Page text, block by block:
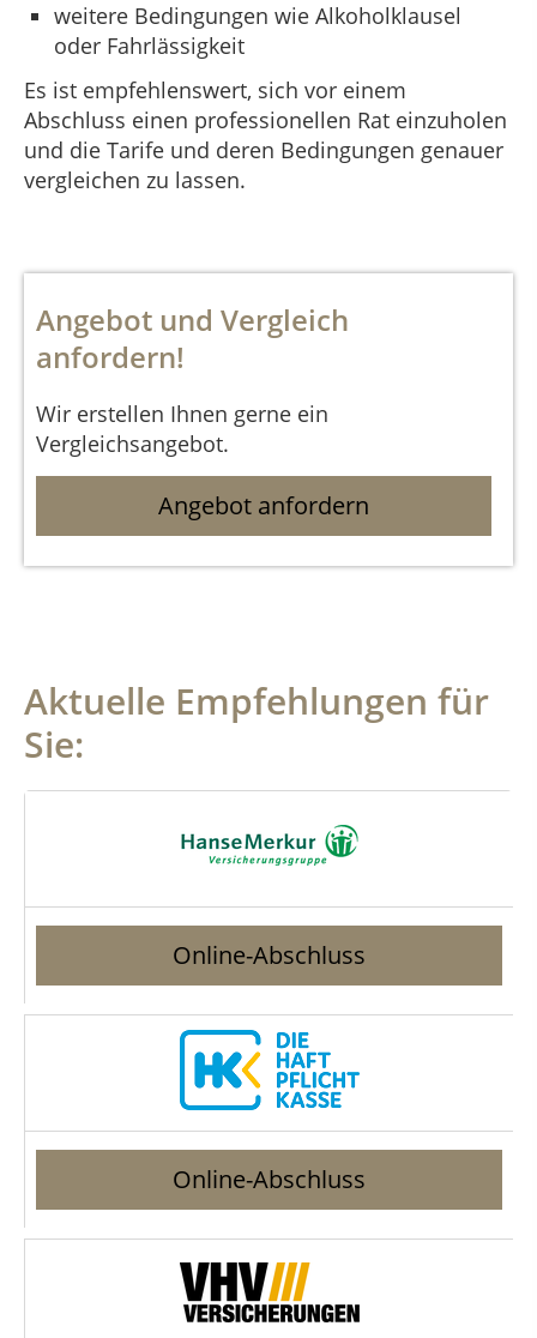
weitere Bedingungen wie Alkoholklausel
oder Fahrlässigkeit
Es ist empfehlenswert, sich vor einem
Abschluss einen professionellen Rat einzuholen
und die Tarife und deren Bedingungen genauer
vergleichen zu lassen.
Angebot und Vergleich
anfordern!
Wir erstellen Ihnen gerne ein
Vergleichsangebot.
Angebot anfordern
Aktuelle Empfehlungen für
Sie:
Online-Abschluss
Online-Abschluss